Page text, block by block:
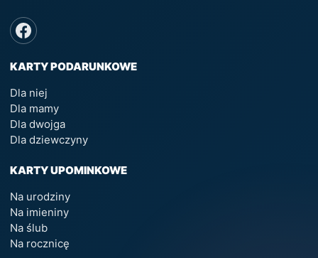
KARTY PODARUNKOWE
Dla niej
Dla mamy
Dla dwojga
Dla dziewczyny
KARTY UPOMINKOWE
Na urodziny
Na imieniny
Na ślub
Na rocznicę